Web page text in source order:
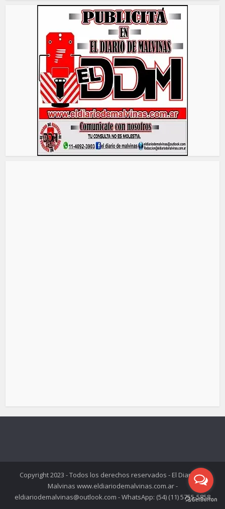
Copyright 2023 - Todos los derechos reservados - El Diario de
Malvinas www.eldiariodemalvinas.com.ar -
eldiariodemalvinas@outlook.com - WhatsApp: (54) (11) 5755-5858